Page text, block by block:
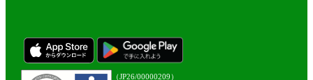
（JP26/00000209）